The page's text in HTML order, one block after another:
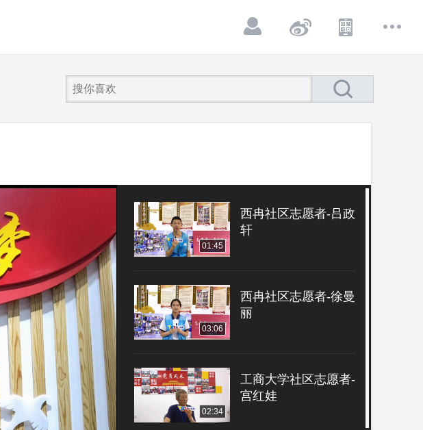
01:45
西冉社区志愿者-吕政
轩
03:06
西冉社区志愿者-徐曼
丽
02:34
工商大学社区志愿者-
宫红娃